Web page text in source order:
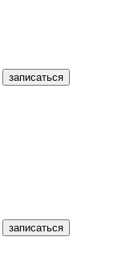
записаться
записаться